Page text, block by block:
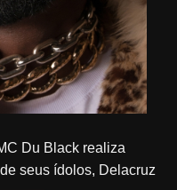
seus ídolos, Delacruz